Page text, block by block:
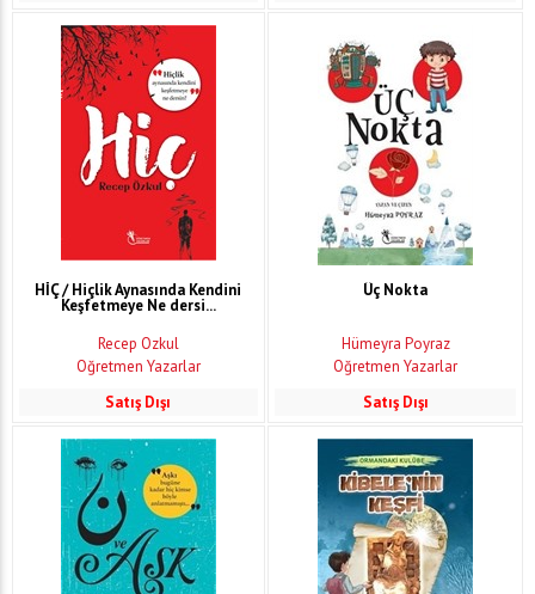
HİÇ / Hiçlik Aynasında Kendini
Keşfetmeye Ne dersi...
Recep Özkul
Öğretmen Yazarlar
Satış Dışı
Üç Nokta
Hümeyra Poyraz
Öğretmen Yazarlar
Satış Dışı